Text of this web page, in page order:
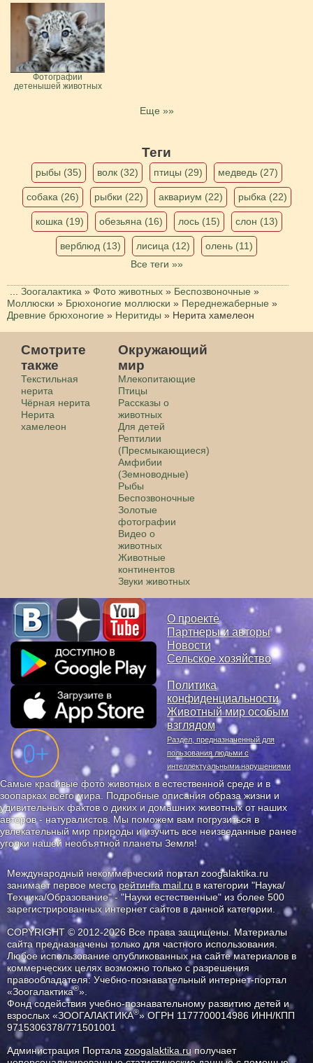
Фотографии
детенышей животных
Еще »»
Теги
рыбы (35) волк (32) птицы (29) медведь (27)
собака (26) рыбки (22) аквариум (22) рыбка (22)
кошка (19) обезьяна (16) лось (15) слон (13)
верблюд (13) лисица (12)
олень (11)
Все теги »»
... Зоогалактика » Фото животных » Беспозвоночные »
Моллюски » Брюхоногие моллюски » Переднежаберные »
Древние брюхоногие » Неритиды » Нерита хамелеон
Смотрите
также
Текстильная
нерита
Чёрная нерита
Нерита
хамелеон
Окружающий
мир
Млекопитающие
Птицы
Рассказы о
животных
Для детей
Рептилии
(Пресмыкающиеся)
Амфибии
(Земноводные)
Рыбы
Беспозвоночные
Золотые
фотографии
Видео о
животных
Животные
континентов
Звуки животных
О проекте
Партнеры и авторы
Новости
Сельское хозяйство
Политика
конфиденциальности
Животный мир особым
взглядом
Раздел, предназначенный для
пользования людьми с
интеллектуальными нарушениями
Самые красивые фото животных в естественной среде и в
зоопарках всего мира. Подробные описания образа жизни и
удивительных фактов о диких и домашних животных от наших
авторов - натуралистов. Мы поможем вам погрузиться в
увлекательный мир природы и изучить все неизведанные ранее
уголки нашей необъятной планеты Земля!
Международный некоммерческий портал zoogalaktika.ru
занимает первое месторейтинга mail.ru в категории "Наука/
Техника/Образование" - "Науки естественные" из более 500
зарегистрированных интернет сайтов в данной категории.
COPYRIGHT © 2012-2026 Все права защищены. Материалы
сайта предназначены только для частного использования.
Любое использование опубликованных на сайте материалов в
коммерческих целях возможно только с разрешения
правообладателя: Учебно-познавательный интернет-портал
«Зоогалактика®».
Фонд содействия учебно-познавательному развитию детей и
взрослых «ЗООГАЛАКТИКА®» ОГРН 1177700014986 ИНН/КПП
9715306378/771501001
Администрация Портала zoogalaktika.ruполучает